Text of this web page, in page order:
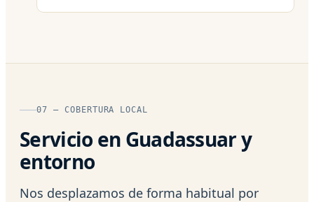
07 — COBERTURA LOCAL
Servicio en Guadassuar y
entorno
Nos desplazamos de forma habitual por